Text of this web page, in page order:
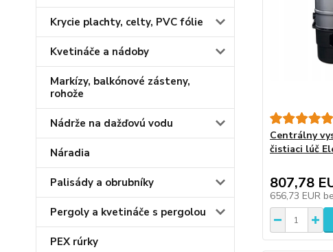
Krycie plachty, celty, PVC fólie
Kvetináče a nádoby
Markízy, balkónové zásteny,
rohože
Nádrže na dažďovú vodu
Náradia
Palisády a obrubníky
Pergoly a kvetináče s pergolou
PEX rúrky
Centrálny
čistiaci lúč
807,78
656,73 EUR